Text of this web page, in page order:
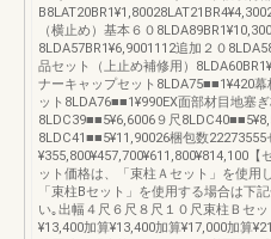
（横止め）基本６０
8LDA57BR1¥6,9001112追加２０
品セット（上止め補修用）
ナーキャップセット8LDA75■■1¥420
ット8LDA76■■1¥990EX面部材目地塞
8LDC39■■5¥6,6006９尺
8LDC41■■5¥11,90026梱包数22273555
¥355,800¥457,700¥611,800¥814,100【
ット価格は、「束柱Ａセット」を使用
「束柱Bセット」を使用する場合は下
い｡出幅４尺６尺８尺１０尺束柱Ｂセ
¥13,400加算¥13,400加算¥17,000加算